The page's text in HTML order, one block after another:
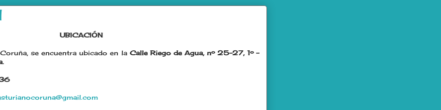
UBICACIÓN
se encuentra ubicado en la Calle Riego de Agua, nº 25-27, 1º -